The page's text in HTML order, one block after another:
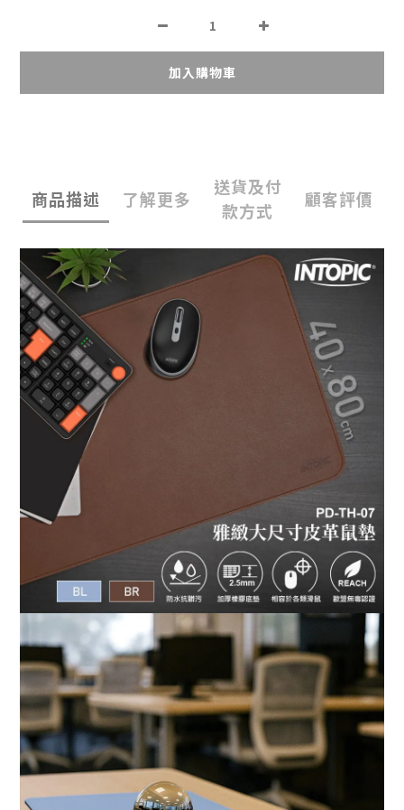
加入購物車
商品描述 了解更多
送貨及付
款方式
顧客評價